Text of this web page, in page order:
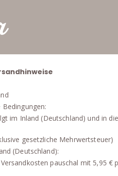
im Inland (Deutschland) und in
gesetzliche Mehrwertsteuer)
(Deutschland):
pauschal mit 5,95